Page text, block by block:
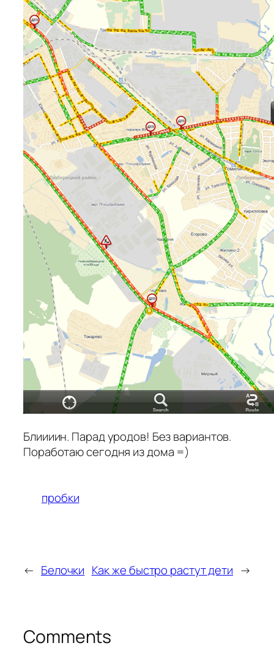
Блиииин. Парад уродов! Без вариантов.
Поработаю сегодня из дома =)
пробки
← Белочки Как же быстро растут дети →
Comments